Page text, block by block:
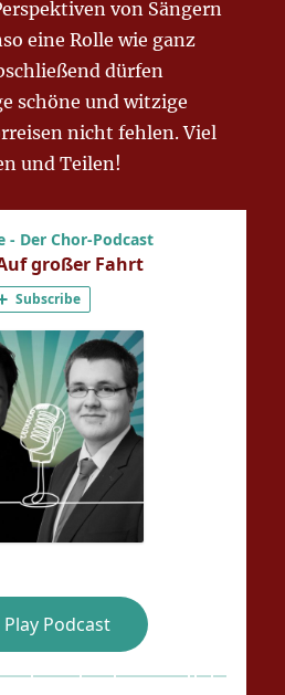
von Sängern
eine Rolle wie ganz
dürfen
schöne und witzige
nicht fehlen. Viel
und Teilen!